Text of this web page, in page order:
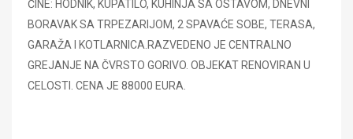
ČINE: HODNIK, KUPATILO, KUHINJA SA OSTAVOM, DNEVNI
BORAVAK SA TRPEZARIJOM, 2 SPAVAĆE SOBE, TERASA,
GARAŽA I KOTLARNICA.RAZVEDENO JE CENTRALNO
GREJANJE NA ČVRSTO GORIVO. OBJEKAT RENOVIRAN U
CELOSTI. CENA JE 88000 EURA.